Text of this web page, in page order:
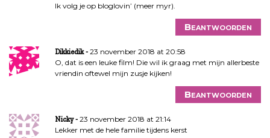
Ik volg je op bloglovin’ (meer myr).
Beantwoorden
Dikkiedik
23 november 2018 at 20:58
O, dat is een leuke film! Die wil ik graag met mijn allerbeste
vriendin oftewel mijn zusje kijken!
Beantwoorden
Nicky
23 november 2018 at 21:14
Lekker met de hele familie tijdens kerst